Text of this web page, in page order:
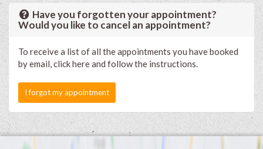
Have you forgotten your appointment?
Would you like to cancel an appointment?
To receive a list of all the appointments you have booked
by email, click here and follow the instructions.
I forgot my appointment